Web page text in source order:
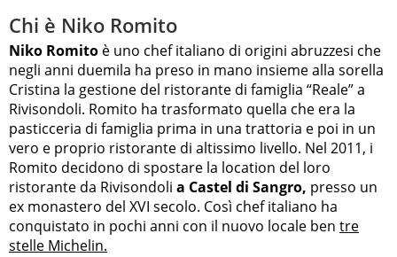
Chi è Niko Romito
Niko Romito è uno chef italiano di origini abruzzesi che
negli anni duemila ha preso in mano insieme alla sorella
Cristina la gestione del ristorante di famiglia “Reale” a
Rivisondoli. Romito ha trasformato quella che era la
pasticceria di famiglia prima in una trattoria e poi in un
vero e proprio ristorante di altissimo livello. Nel 2011, i
Romito decidono di spostare la location del loro
ristorante da Rivisondoli a Castel di Sangro, presso un
ex monastero del XVI secolo. Così chef italiano ha
conquistato in pochi anni con il nuovo locale ben tre
stelle Michelin.